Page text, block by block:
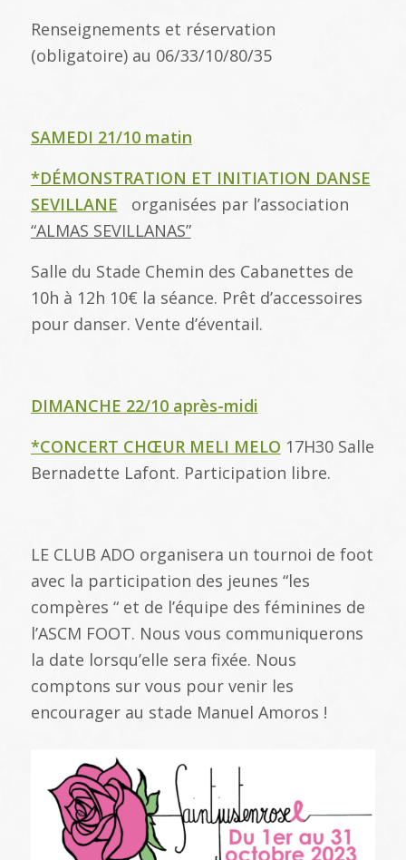
Renseignements et réservation
(obligatoire) au 06/33/10/80/35
SAMEDI 21/10 matin
*DÉMONSTRATION ET INITIATION DANSE
SEVILLANE organisées par l’association
“ALMAS SEVILLANAS”
Salle du Stade Chemin des Cabanettes de
10h à 12h 10€ la séance. Prêt d’accessoires
pour danser. Vente d’éventail.
DIMANCHE 22/10 après-midi
*CONCERT CHŒUR MELI MELO 17H30 Salle
Bernadette Lafont. Participation libre.
LE CLUB ADO organisera un tournoi de foot
avec la participation des jeunes “les
compères “ et de l’équipe des féminines de
l’ASCM FOOT. Nous vous communiquerons
la date lorsqu’elle sera fixée. Nous
comptons sur vous pour venir les
encourager au stade Manuel Amoros !